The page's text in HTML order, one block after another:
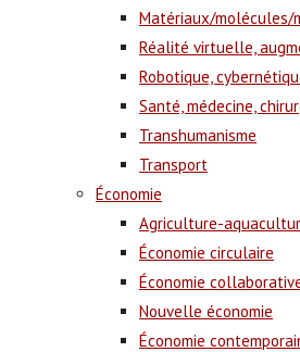
Matériaux/molécules/
Réalité virtuelle,
Robotique,
Santé, médecine,
Transhumanisme
Transport
Économie
Agriculture-
Économie circulaire
Économie
Nouvelle économie
Économie